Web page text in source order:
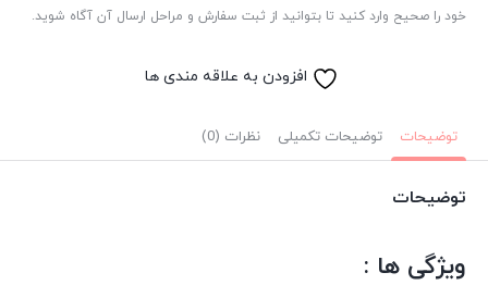
خود را صحیح وارد کنید تا بتوانید از ثبت سفارش و مراحل ارسال آن آگاه شوید.
افزودن به علاقه مندی ها
توضیحات توضیحات تکمیلی نظرات (0)
توضیحات
ویژگی ها :